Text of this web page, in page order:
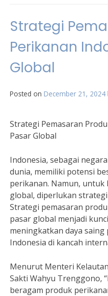
Strategi
Perikanan
Global
Posted on December 21, 2024
Strategi Pemasaran
Pasar Global
Indonesia, sebagai
dunia, memiliki potensi
perikanan. Namun, untuk
global, diperlukan
Strategi pemasaran
pasar global menjadi
meningkatkan daya
Indonesia di kancah
Menurut Menteri
Sakti Wahyu Trenggono,
beragam produk